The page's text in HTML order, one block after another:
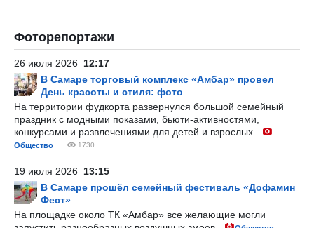
Фоторепортажи
26 июля 2026 12:17
В Самаре торговый комплекс «Амбар» провел
День красоты и стиля: фото
На территории фудкорта развернулся большой семейный
праздник с модными показами, бьюти-активностями,
конкурсами и развлечениями для детей и взрослых.
Общество 1730
19 июля 2026 13:15
В Самаре прошёл семейный фестиваль «Дофамин
Фест»
На площадке около ТК «Амбар» все желающие могли